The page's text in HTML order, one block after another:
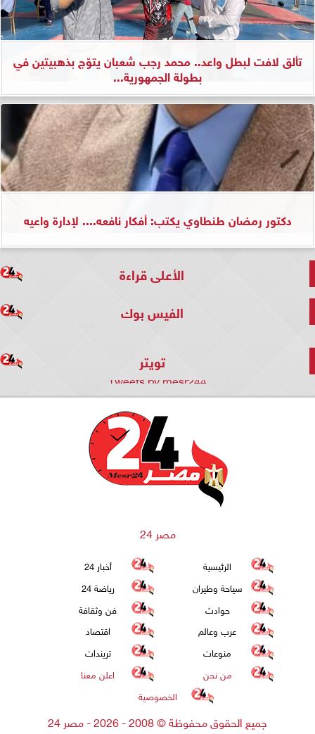
تألق لافت لبطل واعد.. محمد رجب شعبان يتوّج بذهبيتين في
بطولة الجمهورية...
دكتور رمضان طنطاوي يكتب: أفكار نافعه.... لإدارة واعيه
الأعلى قراءة
الفيس بوك
تويتر
Tweets by mesr244
مصر 24
الرئيسية
أخبار 24
سياحة وطيران
رياضة 24
حوادث
فن وثقافة
عرب وعالم
اقتصاد
منوعات
تريندات
من نحن
اعلن معنا
الخصوصية
جميع الحقوق محفوظة©